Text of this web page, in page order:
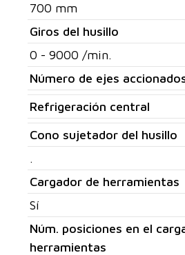
700 mm
Giros del husillo
0 - 9000 /min.
Número de ejes
Refrigeración central
Cono sujetador del husillo
.
Cargador de herramientas
Sí
Núm. posiciones en el
herramientas